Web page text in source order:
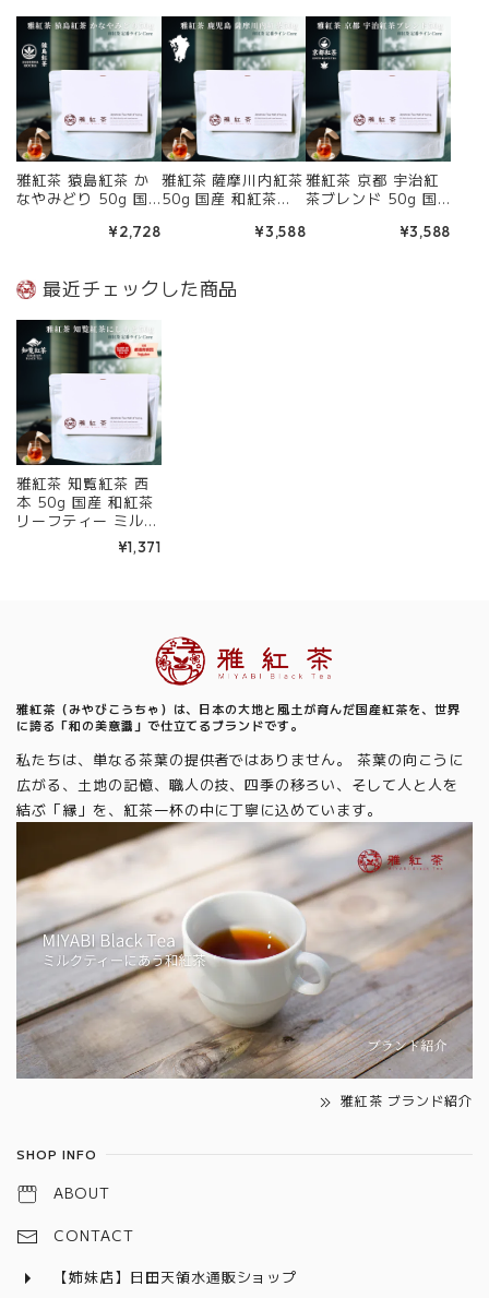
雅紅茶 猿島紅茶 か
なやみどり 50g 国
ティー ミルクティー
| お茶 日本茶 紅茶
料無料 丁寧なくらし
【定番】【Core】
¥2,728
雅紅茶 薩摩川内紅茶
50g 国産 和紅茶
ティー向き 茶園ごと
紅茶 和紅茶 茶の支
ore】
¥3,588
雅紅茶 京都 宇治紅
茶ブレンド 50g 国
ティー ミルクティー
¥3,588
最近チェックした商品
雅紅茶 知覧紅茶 西
本 50g 国産 和紅茶
リーフティー ミルク
ティー向き 茶園ごと
の個性を味わう主力
¥1,371
雅紅茶（みやびこうちゃ）は、日本の大地と風土が育んだ国産紅茶を、世界
に誇る「和の美意識」で仕立てるブランドです。
私たちは、単なる茶葉の提供者ではありません。 茶葉の向こうに
広がる、土地の記憶、職人の技、四季の移ろい、そして人と人を
結ぶ「縁」を、紅茶一杯の中に丁寧に込めています。
雅紅茶 ブランド紹介
SHOP INFO
ABOUT
CONTACT
【姉妹店】日田天領水通販ショップ